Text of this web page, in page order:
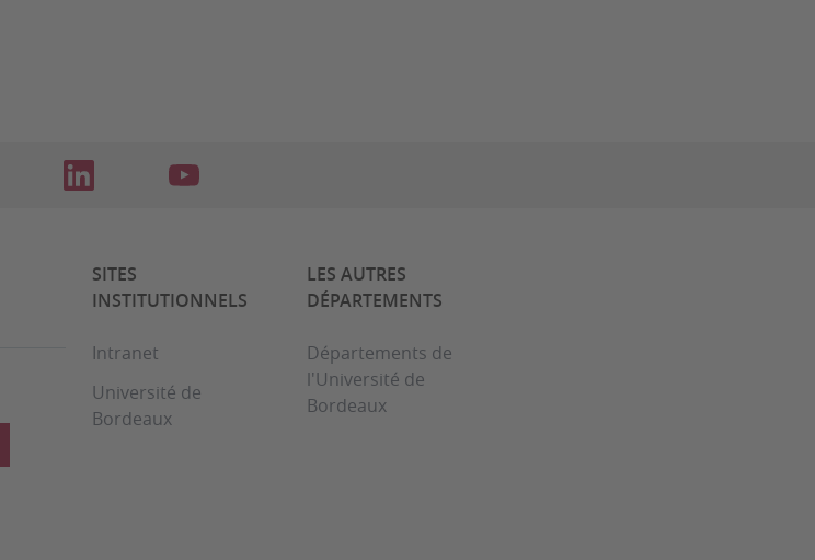
SITES
INSTITUTIONNELS
Intranet
Université de
Bordeaux
LES AUTRES
DÉPARTEMENTS
Départements de
l'Université de
Bordeaux